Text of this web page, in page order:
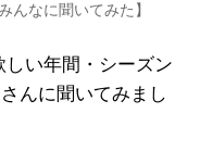
んなに聞いてみた】
い年間・シーズン
んに聞いてみまし